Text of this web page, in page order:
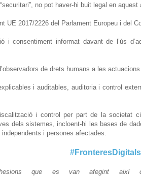
no pot haver-hi buit legal en aquest
UE 2017/2226 del Parlament Europeu i del
i consentiment informat davant de l’ús
de drets humans a les actuacions
i auditables, auditoria i control
i control per part de la societat
dels sistemes, incloent-hi les bases de
i persones afectades.
#FronteresDigitals
que es van afegint així